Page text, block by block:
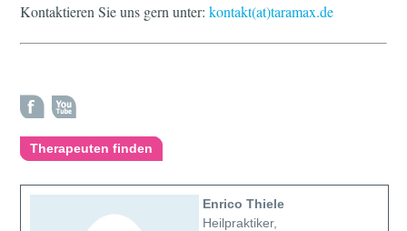
Kontaktieren Sie uns gern unter:kontakt(at)taramax.de
Therapeuten finden
Enrico Thiele
Heilpraktiker,